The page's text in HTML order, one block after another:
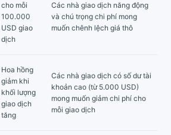
cho mỗi
100.000
USD giao
dịch
Các nhà giao dịch năng động
và chú trọng chi phí mong
muốn chênh lệch giá thô
Hoa hồng
giảm khi
khối lượng
giao dịch
tăng
Các nhà giao dịch có số dư tài
khoản cao (từ 5.000 USD)
mong muốn giảm chi phí cho
mỗi giao dịch